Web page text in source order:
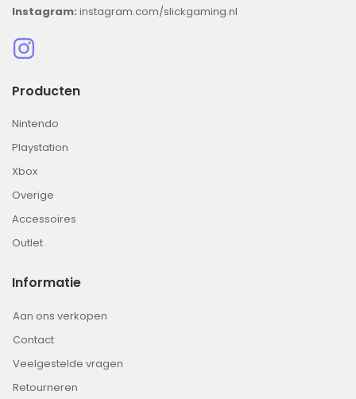
Instagram: instagram.com/slickgaming.nl
Producten
Nintendo
Playstation
Xbox
Overige
Accessoires
Outlet
Informatie
Aan ons verkopen
Contact
Veelgestelde vragen
Retourneren